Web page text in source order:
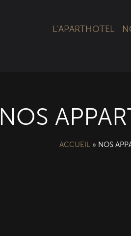
L’APARTHOTEL
NOS
ACCUEIL» NOS